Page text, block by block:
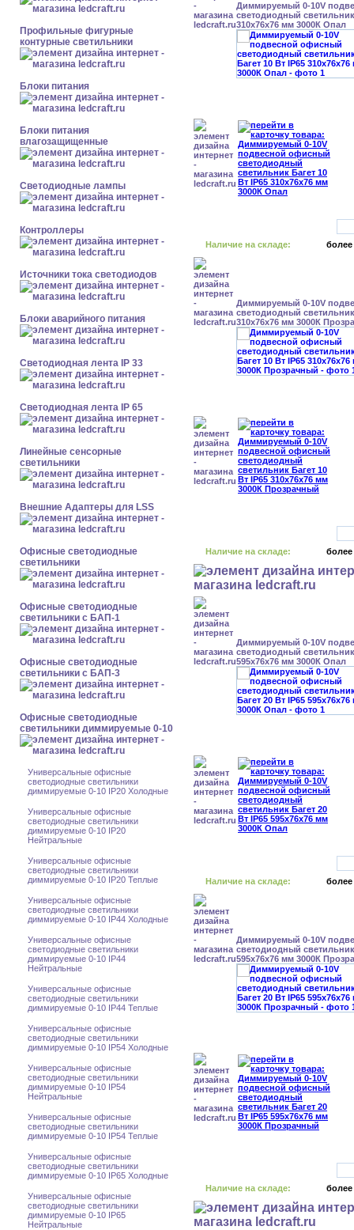
Профильные фигурные
контурные светильники
Блоки питания
Блоки питания
влагозащищенные
Светодиодные лампы
Контроллеры
Источники тока светодиодов
Блоки аварийного питания
Светодиодная лента IP 33
Светодиодная лента IP 65
Линейные сенсорные
светильники
Внешние Адаптеры для LSS
Офисные светодиодные
светильники
Офисные светодиодные
светильники с БАП-1
Офисные светодиодные
светильники с БАП-3
Офисные светодиодные
светильники диммируемые 0-10
Универсальные офисные
светодиодные светильники
диммируемые 0-10 IP20 Холодные
Универсальные офисные
светодиодные светильники
диммируемые 0-10 IP20
Нейтральные
Универсальные офисные
светодиодные светильники
диммируемые 0-10 IP20 Теплые
Универсальные офисные
светодиодные светильники
диммируемые 0-10 IP44 Холодные
Универсальные офисные
светодиодные светильники
диммируемые 0-10 IP44
Нейтральные
Универсальные офисные
светодиодные светильники
диммируемые 0-10 IP44 Теплые
Универсальные офисные
светодиодные светильники
диммируемые 0-10 IP54 Холодные
Универсальные офисные
светодиодные светильники
диммируемые 0-10 IP54
Нейтральные
Универсальные офисные
светодиодные светильники
диммируемые 0-10 IP54 Теплые
Универсальные офисные
светодиодные светильники
диммируемые 0-10 IP65 Холодные
Универсальные офисные
светодиодные светильники
диммируемые 0-10 IP65
Нейтральные
Диммируемый 0-10V
светодиодный светильник
310x76x76 мм 3000К Опал
Наличие на складе: более
Диммируемый 0-10V
светодиодный светильник
310x76x76 мм 3000К
Наличие на складе: более
Диммируемый 0-10V
светодиодный светильник
595x76x76 мм 3000К Опал
Наличие на складе: более
Диммируемый 0-10V
светодиодный светильник
595x76x76 мм 3000К
Наличие на складе: более